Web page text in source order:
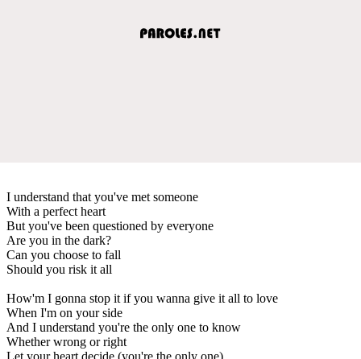
I understand that you've met someone
With a perfect heart
But you've been questioned by everyone
Are you in the dark?
Can you choose to fall
Should you risk it all
How'm I gonna stop it if you wanna give it all to love
When I'm on your side
And I understand you're the only one to know
Whether wrong or right
Let your heart decide (you're the only one)